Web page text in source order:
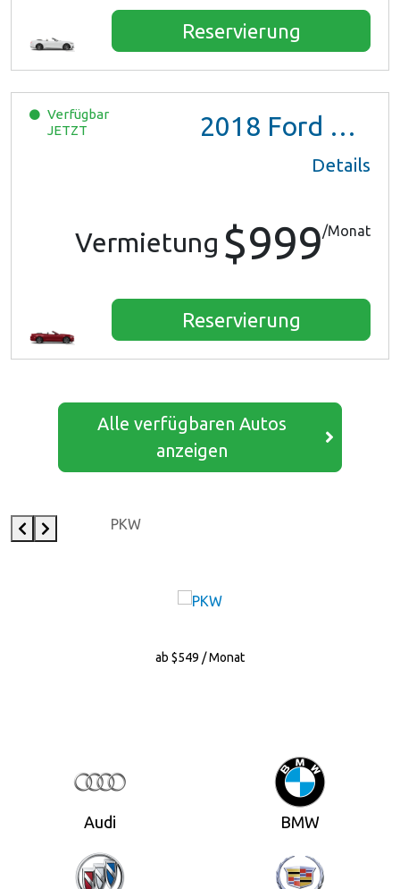
Reservierung
Verfügbar
JETZT
2018 Ford Mustang
Details
Vermietung $999/Monat
Reservierung
Alle verfügbaren Autos
anzeigen
PKW
ab $549 / Monat
Audi BMW